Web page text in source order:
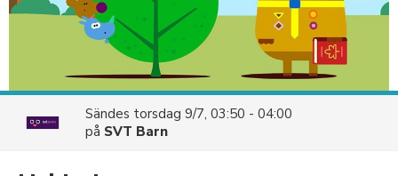
Sändes torsdag 9/7, 03:50 - 04:00
på SVT Barn